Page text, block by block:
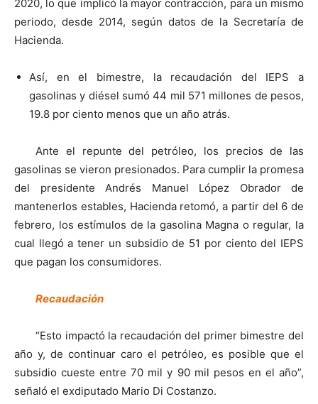
2020, lo que implicó la mayor contracción, para un mismo
periodo, desde 2014, según datos de la Secretaría de
Hacienda.
Así, en el bimestre, la recaudación del IEPS a
gasolinas y diésel sumó 44 mil 571 millones de pesos,
19.8 por ciento menos que un año atrás.
Ante el repunte del petróleo, los precios de las
gasolinas se vieron presionados. Para cumplir la promesa
del presidente Andrés Manuel López Obrador de
mantenerlos estables, Hacienda retomó, a partir del 6 de
febrero, los estímulos de la gasolina Magna o regular, la
cual llegó a tener un subsidio de 51 por ciento del IEPS
que pagan los consumidores.
Recaudación
“Esto impactó la recaudación del primer bimestre del
año y, de continuar caro el petróleo, es posible que el
subsidio cueste entre 70 mil y 90 mil pesos en el año”,
señaló el exdiputado Mario Di Costanzo.